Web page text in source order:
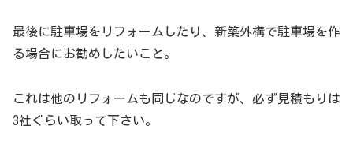
最後に駐車場をリフォームしたり、新築外構で駐車場を作
る場合にお勧めしたいこと。
これは他のリフォームも同じなのですが、必ず見積もりは
3社ぐらい取って下さい。